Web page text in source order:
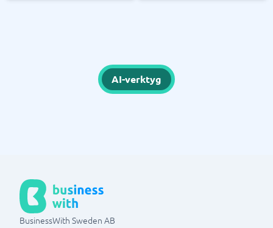
AI-verktyg
BusinessWith Sweden AB